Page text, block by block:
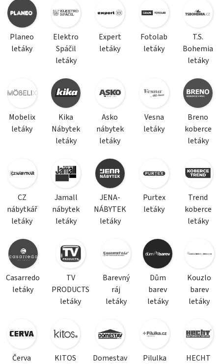
Planeo
letáky
Elektro
Spáčil
letáky
Expert
letáky
Fotolab
letáky
T.S.
Bohemia
letáky
Mobelix
letáky
Kika
Nábytek
letáky
Asko
nábytek
letáky
Vesna
letáky
Breno
koberce
letáky
CZ
nábytkář
letáky
Jamall
nábytek
letáky
JENA-
NÁBYTEK
letáky
Purtex
letáky
Trend
koberce
letáky
Casarredo
letáky
TV
PRODUCTS
letáky
Barevný
ráj
letáky
Dům
barev
letáky
Kouzlo
barev
letáky
Červa
KITOS
Domestav
Pilulka
HECHT